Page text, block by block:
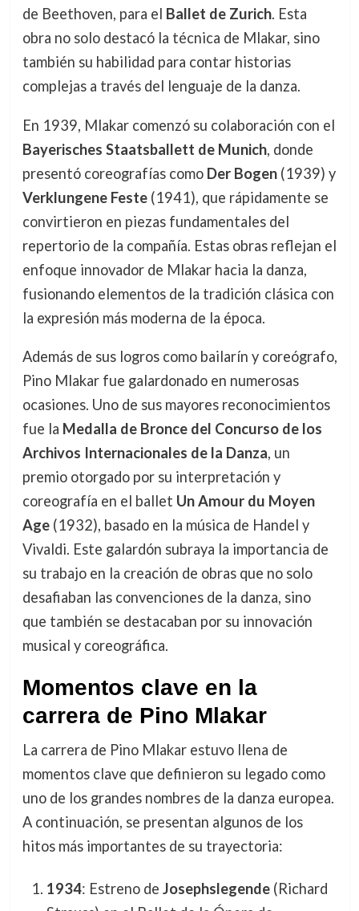
de Beethoven, para el Ballet de Zurich. Esta
obra no solo destacó la técnica de Mlakar, sino
también su habilidad para contar historias
complejas a través del lenguaje de la danza.
En 1939, Mlakar comenzó su colaboración con el
Bayerisches Staatsballett de Munich, donde
presentó coreografías como Der Bogen(1939) y
Verklungene Feste(1941), que rápidamente se
convirtieron en piezas fundamentales del
repertorio de la compañía. Estas obras reflejan el
enfoque innovador de Mlakar hacia la danza,
fusionando elementos de la tradición clásica con
la expresión más moderna de la época.
Además de sus logros como bailarín y coreógrafo,
Pino Mlakar fue galardonado en numerosas
ocasiones. Uno de sus mayores reconocimientos
fue la Medalla de Bronce del Concurso de los
Archivos Internacionales de la Danza, un
premio otorgado por su interpretación y
coreografía en el ballet Un Amour du Moyen
Age(1932), basado en la música de Handel y
Vivaldi. Este galardón subraya la importancia de
su trabajo en la creación de obras que no solo
desafiaban las convenciones de la danza, sino
que también se destacaban por su innovación
musical y coreográfica.
Momentos clave en la
carrera de Pino Mlakar
La carrera de Pino Mlakar estuvo llena de
momentos clave que definieron su legado como
uno de los grandes nombres de la danza europea.
A continuación, se presentan algunos de los
hitos más importantes de su trayectoria:
1934: Estreno de Josephslegende(Richard